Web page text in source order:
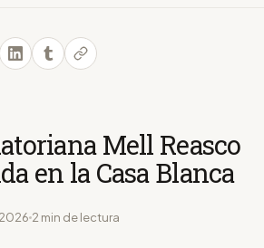
Mell Reasco
en la Casa Blanca
2 min de lectura